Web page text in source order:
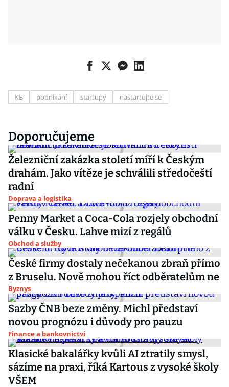
KB podnikání startupy nastartujte se
Doporučujeme
Železniční zakázka století míří k Českým
drahám. Jako vítěze je schválili středočeští
radní
Doprava a logistika
Penny Market a Coca-Cola rozjely obchodní
válku v Česku. Lahve mizí z regálů
Obchod a služby
České firmy dostaly nečekanou zbraň přímo
z Bruselu. Nově mohou říct odběratelům ne
Byznys
Sazby ČNB beze změny. Michl představí
novou prognózu i důvody pro pauzu
Finance a bankovnictví
Klasické bakalářky kvůli AI ztratily smysl,
sázíme na praxi, říká Kartous z vysoké školy
VŠEM